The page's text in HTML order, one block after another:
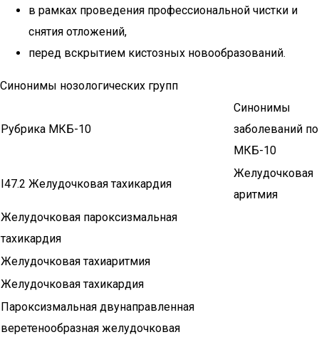
в рамках проведения профессиональной чистки и
снятия отложений,
перед вскрытием кистозных новообразований.
Синонимы нозологических групп
Рубрика МКБ-10
Синонимы
заболеваний по
МКБ-10
I47.2 Желудочковая тахикардия
Желудочковая
аритмия
Желудочковая пароксизмальная
тахикардия
Желудочковая тахиаритмия
Желудочковая тахикардия
Пароксизмальная двунаправленная
веретенообразная желудочковая